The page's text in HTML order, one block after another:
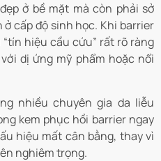
ở bề mặt mà còn phải sở
cấp độ sinh học. Khi barrier
hiệu cầu cứu” rất rõ ràng
dị ứng mỹ phẩm hoặc nổi
nhiều chuyên gia da liễu
kem phục hồi barrier ngay
hiệu mất cân bằng, thay vì
nghiêm trọng.